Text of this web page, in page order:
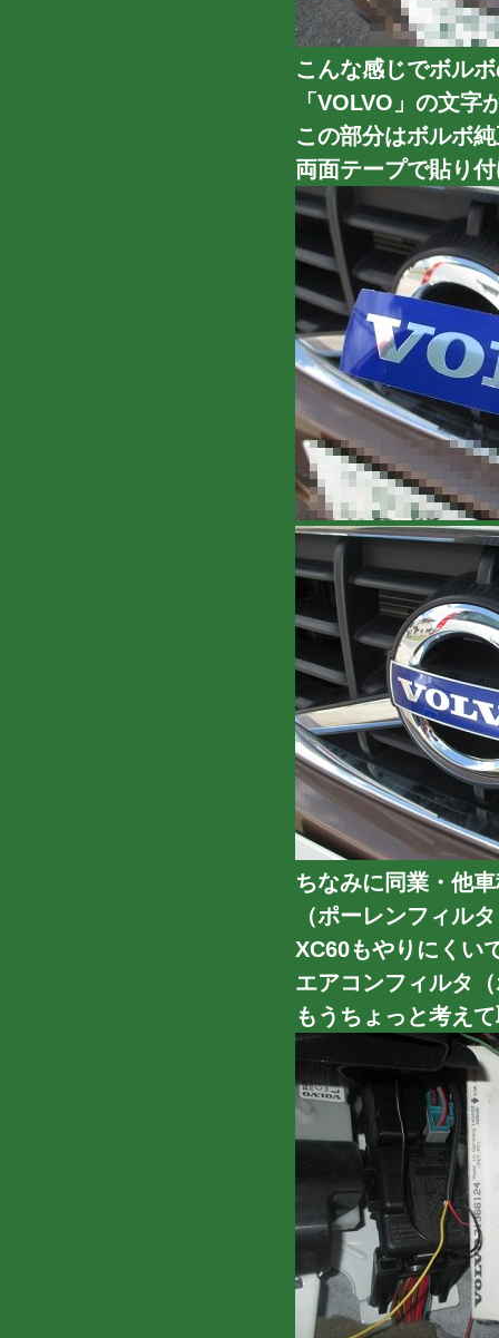
こんな感じでボル
「VOLVO」の文
この部分はボルボ
両面テープで貼り
ちなみに同業・他
（ポーレンフィル
XC60もやりにくい
エアコンフィルタ
もうちょっと考え